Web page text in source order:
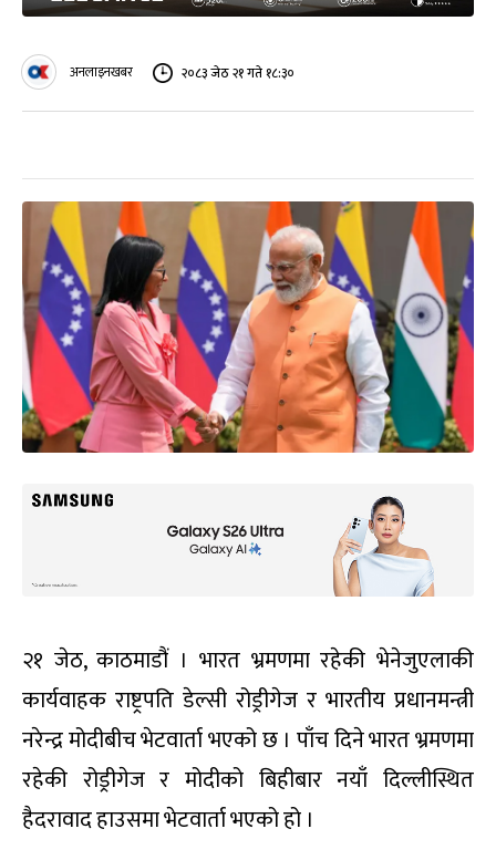
अनलाइनखबर २०८३ जेठ २१ गते १८:३०
२१ जेठ, काठमाडौं । भारत भ्रमणमा रहेकी भेनेजुएलाकी
कार्यवाहक राष्ट्रपति डेल्सी रोड्रीगेज र भारतीय प्रधानमन्त्री
नरेन्द्र मोदीबीच भेटवार्ता भएको छ । पाँच दिने भारत भ्रमणमा
रहेकी रोड्रीगेज र मोदीको बिहीबार नयाँ दिल्लीस्थित
हैदरावाद हाउसमा भेटवार्ता भएको हो ।